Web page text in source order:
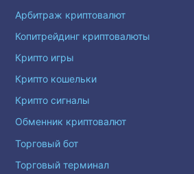
Арбитраж криптовалют
Копитрейдинг криптовалюты
Крипто игры
Крипто кошельки
Крипто сигналы
Обменник криптовалют
Торговый бот
Торговый терминал